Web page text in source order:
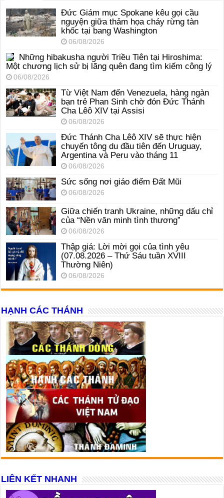
Đức Giám mục Spokane kêu gọi cầu
nguyện giữa thảm họa cháy rừng tàn
khốc tại bang Washington
06/08/2026
Những hibakusha người Triều Tiên tại Hiroshima:
Một chương lịch sử bị lãng quên đang tìm kiếm công lý
06/08/2026
Từ Việt Nam đến Venezuela, hàng ngàn
bạn trẻ Phan Sinh chờ đón Đức Thánh
Cha Lêô XIV tại Assisi
06/08/2026
Đức Thánh Cha Lêô XIV sẽ thực hiện
chuyến tông du đầu tiên đến Uruguay,
Argentina và Peru vào tháng 11
06/08/2026
Sức sống nơi giáo điểm Đất Mũi
06/08/2026
Giữa chiến tranh Ukraine, những dấu chỉ
của “Nền văn minh tình thương”
06/08/2026
Thập giá: Lời mời gọi của tình yêu
(07.08.2026 – Thứ Sáu tuần XVIII
Thường Niên)
06/08/2026
HẠNH CÁC THÁNH
LIÊN KẾT NHANH